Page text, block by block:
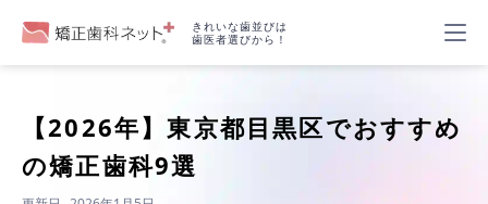
きれいな歯並びは
歯医者選びから！
【2026年】東京都目黒区でおすすめ
の矯正歯科9選